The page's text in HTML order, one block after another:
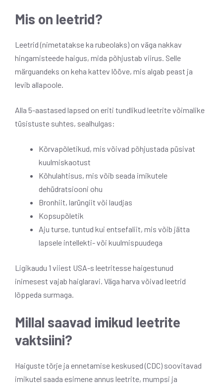
Mis on leetrid?
Leetrid (nimetatakse ka rubeolaks) on väga nakkav
hingamisteede haigus, mida põhjustab viirus. Selle
märguandeks on keha kattev lööve, mis algab peast ja
levib allapoole.
Alla 5-aastased lapsed on eriti tundlikud leetrite võimalike
tüsistuste suhtes, sealhulgas:
Kõrvapõletikud, mis võivad põhjustada püsivat
kuulmiskaotust
Kõhulahtisus, mis võib seada imikutele
dehüdratsiooni ohu
Bronhiit, larüngiit või laudjas
Kopsupõletik
Aju turse, tuntud kui entsefaliit, mis võib jätta
lapsele intellekti- või kuulmispuudega
Ligikaudu 1 viiest USA-s leetritesse haigestunud
inimesest vajab haiglaravi. Väga harva võivad leetrid
lõppeda surmaga.
Millal saavad imikud leetrite
vaktsiini?
Haiguste tõrje ja ennetamise keskused (CDC) soovitavad
imikutel saada esimene annus leetrite, mumpsi ja